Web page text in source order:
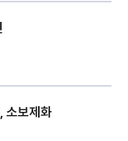
소보제화